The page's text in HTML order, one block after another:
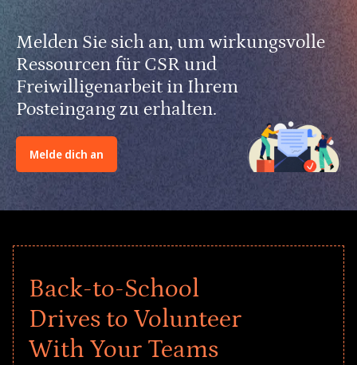
Melden Sie sich an, um wirkungsvolle
Ressourcen für CSR und
Freiwilligenarbeit in Ihrem
Posteingang zu erhalten.
Melde dich an
Back-to-School
Drives to Volunteer
With Your Teams